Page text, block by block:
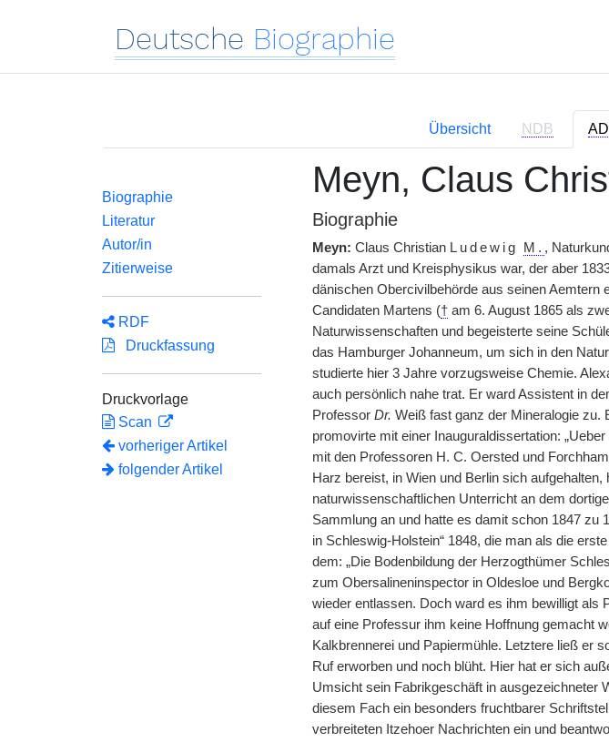
Deutsche Biographie
Übersicht NDB
Biographie
Literatur
Autor/in
Zitierweise
RDF
Druckfassung
Druckvorlage
Scan
vorheriger Artikel
folgender Artikel
Meyn, Claus
Biographie
Meyn: Claus Christian Ludewig M. ,
damals Arzt und Kreisphysikus war, der aber
dänischen Obercivilbehörde aus seinen Aemtern
Candidaten Martens (†am 6. August 1865 als
Naturwissenschaften und begeisterte seine
das Hamburger Johanneum, um sich in den
studierte hier 3 Jahre vorzugsweise Chemie.
auch persönlich nahe trat. Er ward Assistent in
Professor Dr. Weiß fast ganz der Mineralogie zu.
promovirte mit einer Inauguraldissertation:
mit den Professoren H. C. Oersted und
Harz bereist, in| Wien und Berlin sich
naturwissenschaftlichen Unterricht an dem
Sammlung an und hatte es damit schon 1847 zu
in Schleswig-Holstein“ 1848, die man als die
dem: „Die Bodenbildung der Herzogthümer
zum Obersalineninspector in Oldesloe und
wieder entlassen. Doch ward es ihm bewilligt als
auf eine Professur ihm keine Hoffnung gemacht
Kalkbrennerei und Papiermühle. Letztere ließ er
Ruf erworben und noch blüht. Hier hat er sich
Umsicht sein Fabrikgeschäft in ausgezeichneter
diesem Fach ein besonders fruchtbarer
verbreiteten Itzehoer Nachrichten ein und